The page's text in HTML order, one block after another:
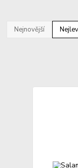
Nejnovější